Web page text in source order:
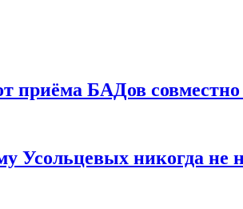
приёма БАДов
Усольцевых никогда не